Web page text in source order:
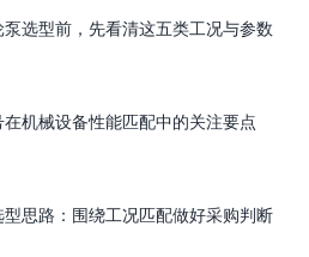
选型前，先看清这五类工况与参数
机械设备性能匹配中的关注要点
思路：围绕工况匹配做好采购判断